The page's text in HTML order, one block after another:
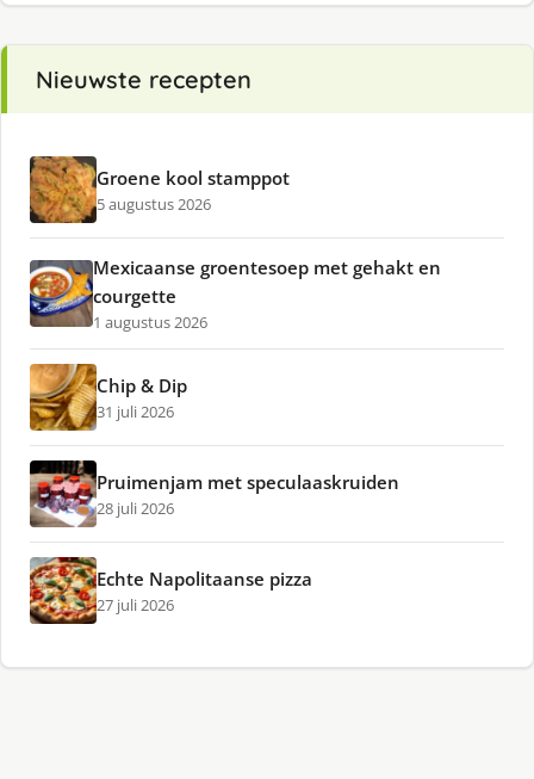
Nieuwste recepten
Groene kool stamppot
5 augustus 2026
Mexicaanse groentesoep met gehakt en
courgette
1 augustus 2026
Chip & Dip
31 juli 2026
Pruimenjam met speculaaskruiden
28 juli 2026
Echte Napolitaanse pizza
27 juli 2026